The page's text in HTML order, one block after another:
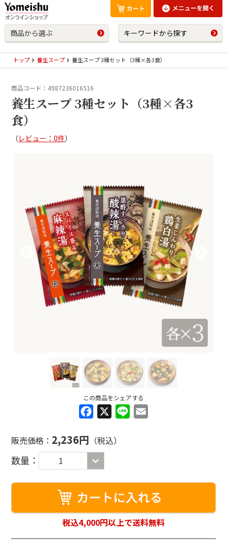
商品から選ぶ キーワードから探す
トップ 養生スープ 養生スープ 3種セット（3種×各3食）
商品コード：4987236016516
養生スープ 3種セット（3種×各3
食）
（レビュー：0件）
この商品をシェアする
Facebook Line
販売価格： 2,236円 （税込）
数量： 1
税込4,000円以上で送料無料